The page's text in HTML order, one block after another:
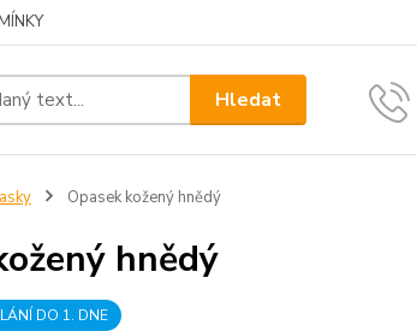
Hledat
Opasek kožený hnědý
hnědý
DO 1. DNE